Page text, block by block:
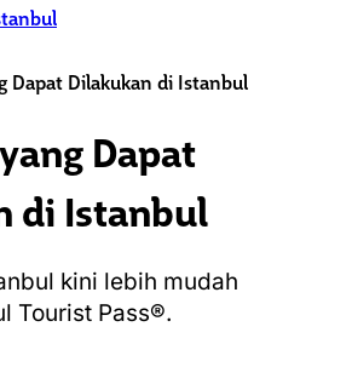
Dapat Dilakukan di Istanbul
Dapat
di Istanbul
kini lebih mudah
Tourist Pass®.